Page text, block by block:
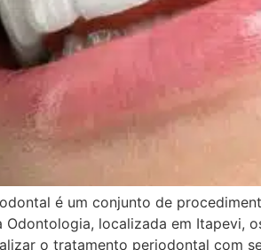
é um conjunto de
Odontologia, localizada em Itapevi,
o tratamento periodontal com